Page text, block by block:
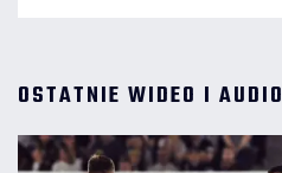
OSTATNIE WIDEO I AUDIO